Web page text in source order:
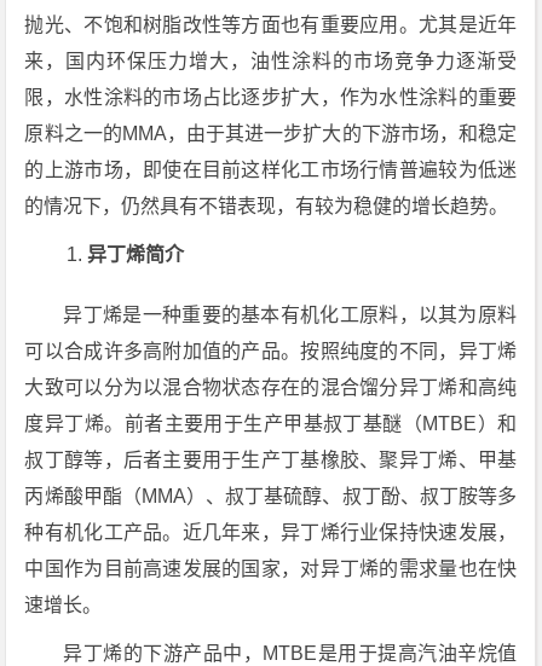
抛光、不饱和树脂改性等方面也有重要应用。尤其是近年
来，国内环保压力增大，油性涂料的市场竞争力逐渐受
限，水性涂料的市场占比逐步扩大，作为水性涂料的重要
原料之一的MMA，由于其进一步扩大的下游市场，和稳定
的上游市场，即使在目前这样化工市场行情普遍较为低迷
的情况下，仍然具有不错表现，有较为稳健的增长趋势。
异丁烯简介
异丁烯是一种重要的基本有机化工原料，以其为原料
可以合成许多高附加值的产品。按照纯度的不同，异丁烯
大致可以分为以混合物状态存在的混合馏分异丁烯和高纯
度异丁烯。前者主要用于生产甲基叔丁基醚（MTBE）和
叔丁醇等，后者主要用于生产丁基橡胶、聚异丁烯、甲基
丙烯酸甲酯（MMA）、叔丁基硫醇、叔丁酚、叔丁胺等多
种有机化工产品。近几年来，异丁烯行业保持快速发展，
中国作为目前高速发展的国家，对异丁烯的需求量也在快
速增长。
异丁烯的下游产品中，MTBE是用于提高汽油辛烷值